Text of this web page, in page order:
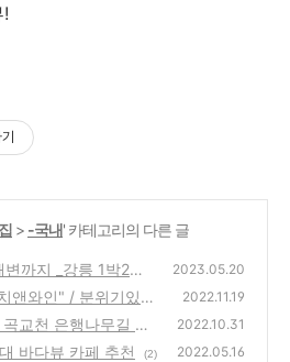
> -국내' 카테고리의 다른 글
까지 _강릉 1박2일
2023.05.20
앤와인" / 분위기있는
2022.11.19
교천 은행나무길 근
2022.10.31
바다뷰 카페 추천 (2) 2022.05.16